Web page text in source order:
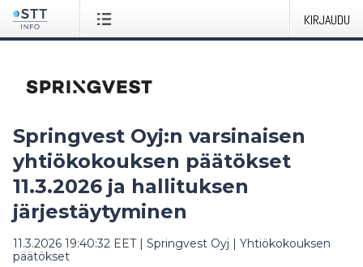
KIRJAUDU
Springvest Oyj:n varsinaisen
yhtiökokouksen päätökset
11.3.2026 ja hallituksen
järjestäytyminen
11.3.2026 19:40:32 EET| Springvest Oyj | Yhtiökokouksen
päätökset